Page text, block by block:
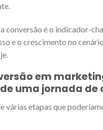
conversão é o indicador-
e o crescimento no
em
uma jornada de
várias etapas que